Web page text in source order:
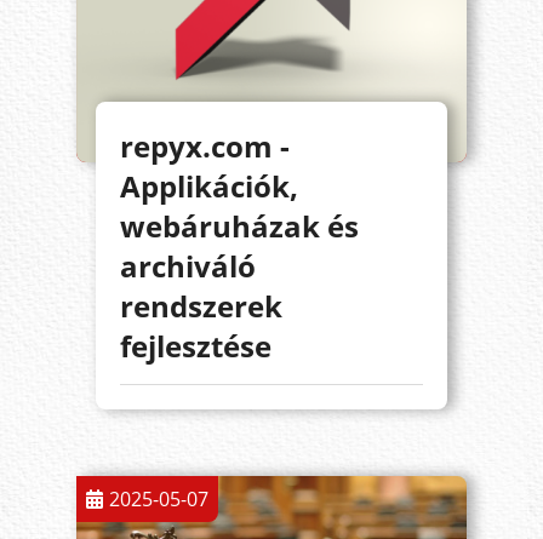
repyx.com -
Applikációk,
webáruházak és
archiváló
rendszerek
fejlesztése
2025-05-07